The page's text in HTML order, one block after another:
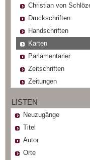
Christian von
Druckschriften
Handschriften
Karten
Parlamentarier
Zeitschriften
Zeitungen
LISTEN
Neuzugänge
Titel
Autor
Orte